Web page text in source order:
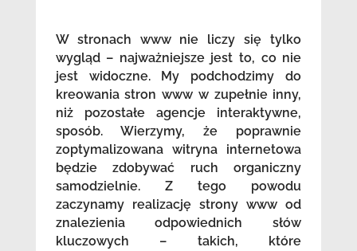
W stronach www nie liczy się tylko
wygląd – najważniejsze jest to, co nie
jest widoczne. My podchodzimy do
kreowania stron www w zupełnie inny,
niż pozostałe agencje interaktywne,
sposób. Wierzymy, że poprawnie
zoptymalizowana witryna internetowa
będzie zdobywać ruch organiczny
samodzielnie. Z tego powodu
zaczynamy realizację strony www od
znalezienia odpowiednich słów
kluczowych – takich, które